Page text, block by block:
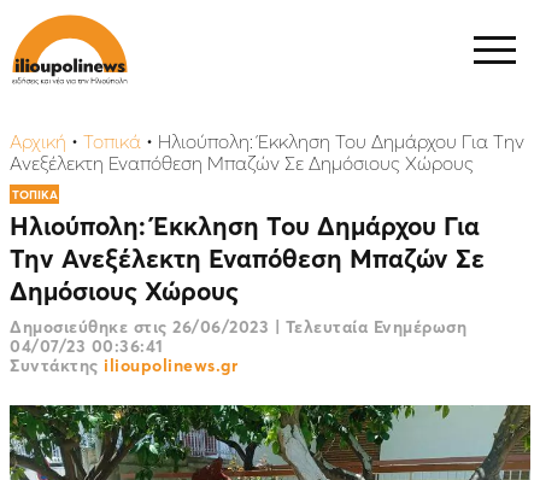
Αρχική • Τοπικά • Hλιούπολη: Έκκληση Του Δημάρχου Για Την
Ανεξέλεκτη Εναπόθεση Μπαζών Σε Δημόσιους Χώρους
ΤΟΠΙΚΑ
Hλιούπολη: Έκκληση Του Δημάρχου Για
Την Ανεξέλεκτη Εναπόθεση Μπαζών Σε
Δημόσιους Χώρους
Δημοσιεύθηκε στις 26/06/2023 | Τελευταία Ενημέρωση
04/07/23 00:36:41
Συντάκτης ilioupolinews.gr